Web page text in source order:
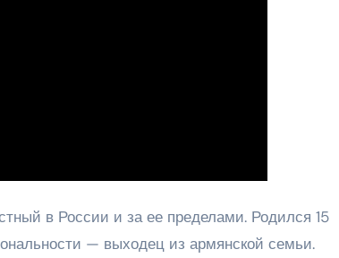
в России и за ее пределами. Родился 15
— выходец из армянской семьи.